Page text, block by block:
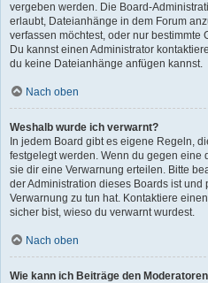
vergeben werden. Die Board-
erlaubt, Dateianhänge in dem Forum
verfassen möchtest, oder nur
Du kannst einen Administrator
du keine Dateianhänge anfügen kannst.
Nach oben
Weshalb wurde ich verwarnt?
In jedem Board gibt es eigene Regeln,
festgelegt werden. Wenn du gegen eine
sie dir eine Verwarnung erteilen. Bitte
der Administration dieses Boards ist
Verwarnung zu tun hat. Kontaktiere
sicher bist, wieso du verwarnt wurdest.
Nach oben
Wie kann ich Beiträge den